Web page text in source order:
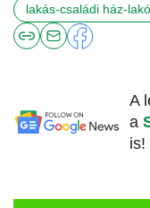
lakás-családi ház-
A
a
is!